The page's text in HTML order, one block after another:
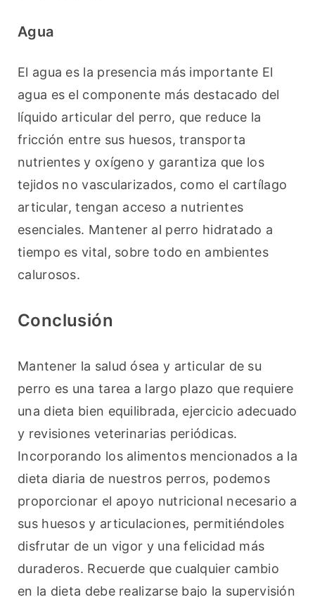
Agua
El agua es la presencia más importante El
agua es el componente más destacado del
líquido articular del perro, que reduce la
fricción entre sus huesos, transporta
nutrientes y oxígeno y garantiza que los
tejidos no vascularizados, como el cartílago
articular, tengan acceso a nutrientes
esenciales. Mantener al perro hidratado a
tiempo es vital, sobre todo en ambientes
calurosos.
Conclusión
Mantener la salud ósea y articular de su
perro es una tarea a largo plazo que requiere
una dieta bien equilibrada, ejercicio adecuado
y revisiones veterinarias periódicas.
Incorporando los alimentos mencionados a la
dieta diaria de nuestros perros, podemos
proporcionar el apoyo nutricional necesario a
sus huesos y articulaciones, permitiéndoles
disfrutar de un vigor y una felicidad más
duraderos. Recuerde que cualquier cambio
en la dieta debe realizarse bajo la supervisión